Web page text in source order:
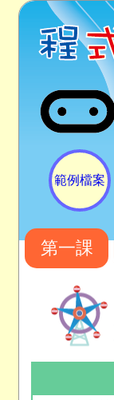
範例檔案
第一課